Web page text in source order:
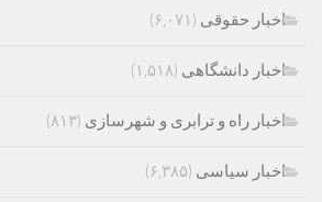
اخبار حقوقی (۶,۰۷۱)
اخبار دانشگاهی (۱,۵۱۸)
اخبار راه و ترابری و شهرسازی (۸۱۳)
اخبار سیاسی (۶,۳۸۵)